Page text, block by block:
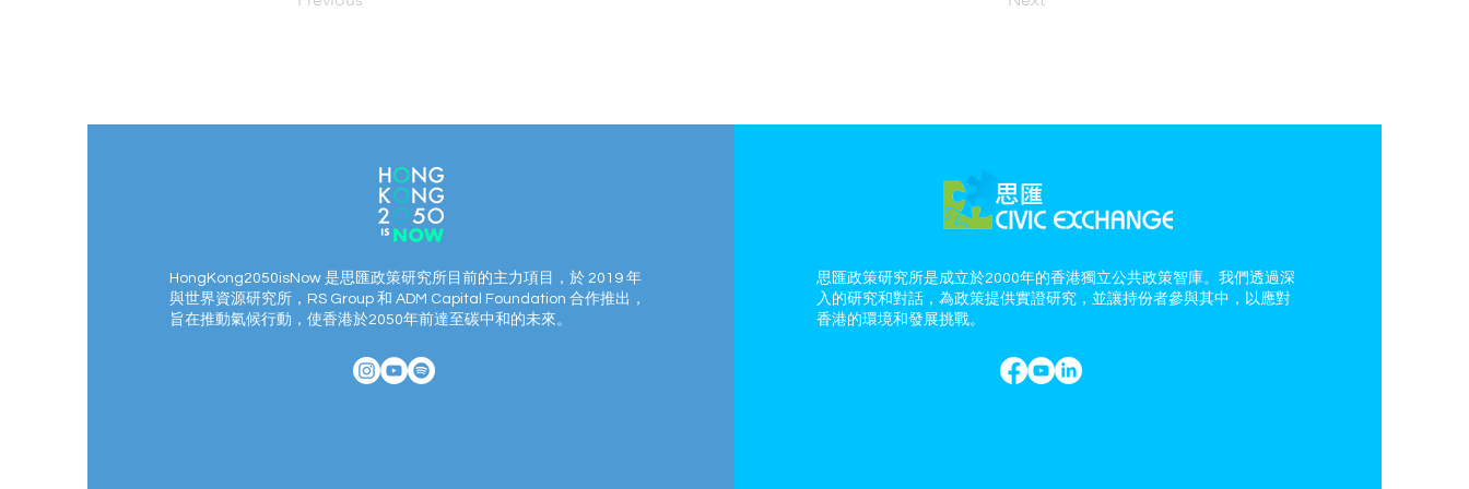
HongKong2050isNow 是思匯政策研究所目前的主力項目，於 2019 年
與世界資源研究所，RS Group 和 ADM Capital Foundation 合作推出，
旨在推動氣候行動，使香港於2050年前達至碳中和的未來。
思匯政策研究所是成立於2000年的香港獨立公共政策智庫。我們透過深
入的研究和對話，為政策提供實證研究，並讓持份者參與其中，以應對
香港的環境和發展挑戰。